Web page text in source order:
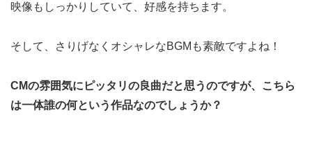
映像もしっかりしていて、好感を持ちます。
そして、さりげなくオシャレなBGMも素敵ですよね！
CMの雰囲気にピッタリの良曲だと思うのですが、こちら
は一体誰の何という作品なのでしょうか？